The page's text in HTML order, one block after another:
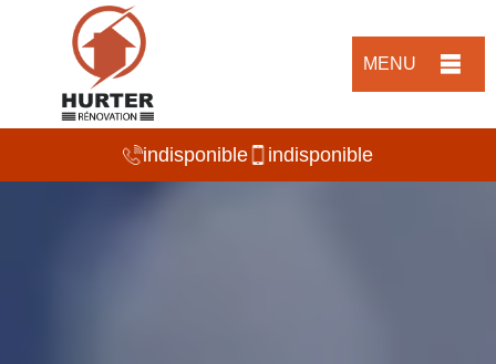
MENU
indisponible indisponible